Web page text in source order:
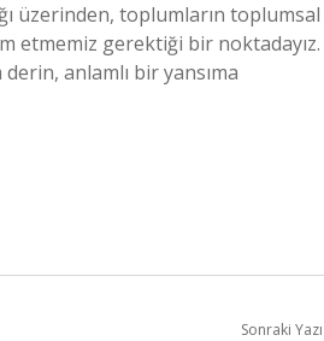
üzerinden, toplumların toplumsal
etmemiz gerektiği bir noktadayız.
anlamlı bir yansıma
Sonraki Yazı